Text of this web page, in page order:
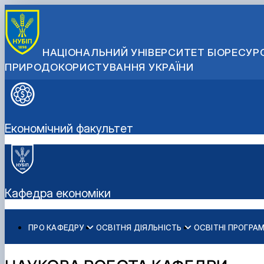
НАЦІОНАЛЬНИЙ УНІВЕРСИТЕТ
ПРИРОДОКОРИСТУВАННЯ УКРАЇНИ
Економічний факультет
Кафедра економіки
ПРО КАФЕДРУ
Історія кафедри
ОСВІТНЯ ДІЯЛЬНІСТЬ
Робочі програми
ОСВІТНІ
ОС "Бакалавр" ОП "Економіка підприємства"
Наукова робота кафедри